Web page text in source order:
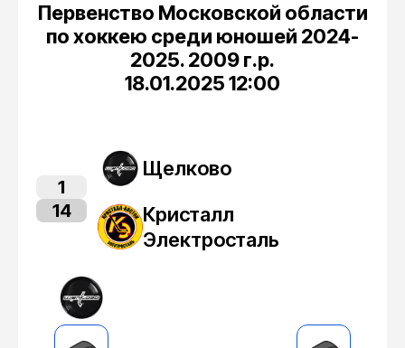
Первенство Московской области
по хоккею среди юношей 2024-
2025. 2009 г.р.
18.01.2025 12:00
Щелково
1
14
Кристалл
Электросталь